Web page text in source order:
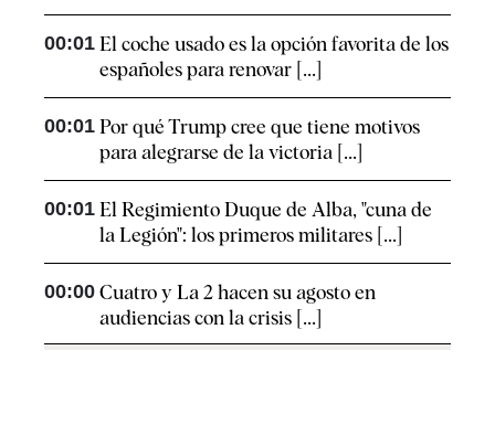
00:01 El coche usado es la opción favorita de los
españoles para renovar [...]
00:01 Por qué Trump cree que tiene motivos
para alegrarse de la victoria [...]
00:01 El Regimiento Duque de Alba, "cuna de
la Legión": los primeros militares [...]
00:00 Cuatro y La 2 hacen su agosto en
audiencias con la crisis [...]